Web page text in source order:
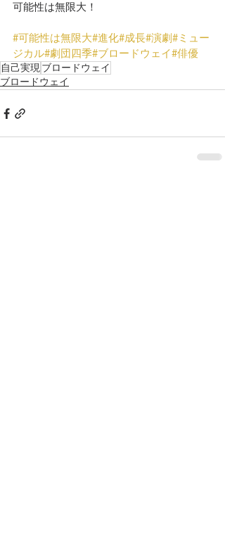
可能性は無限大！
#可能性は無限大#進化#成長#演劇#ミュー
ジカル#劇団四季#ブロードウェイ#俳優
自己実現 ブロードウェイ
ブロードウェイ